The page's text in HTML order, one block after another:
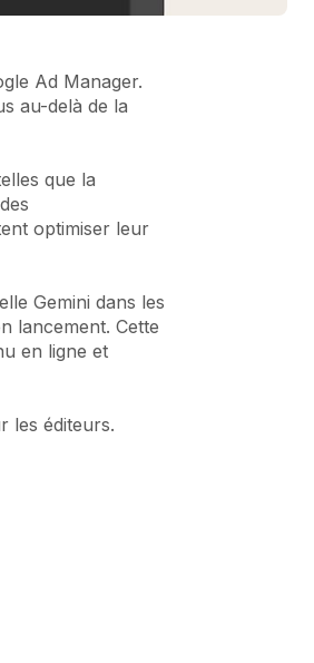
Ad Manager.
au-delà de la
que la
optimiser leur
Gemini dans les
lancement. Cette
en ligne et
les éditeurs.